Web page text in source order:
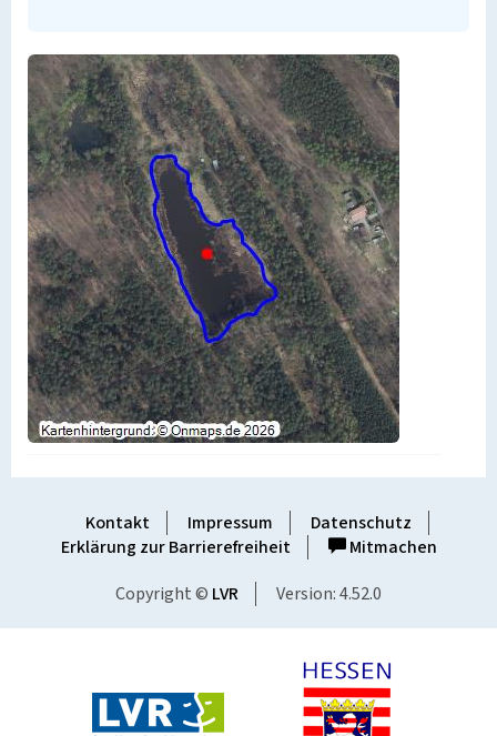
Kontakt Impressum
Datenschutz
Erklärung zur Barrierefreiheit
Mitmachen
Copyright © LVR Version: 4.52.0